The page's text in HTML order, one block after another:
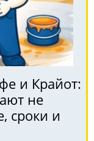
и Крайот:
не
сроки и